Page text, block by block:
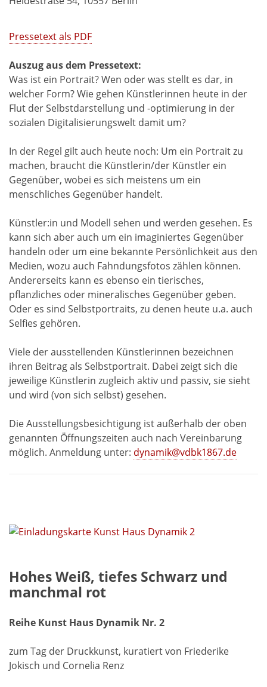
Pressetext als PDF
Auszug aus dem Pressetext:
Was ist ein Portrait? Wen oder was stellt es dar, in
welcher Form? Wie gehen Künstlerinnen heute in der
Flut der Selbstdarstellung und -optimierung in der
sozialen Digitalisierungswelt damit um?
In der Regel gilt auch heute noch: Um ein Portrait zu
machen, braucht die Künstlerin/der Künstler ein
Gegenüber, wobei es sich meistens um ein
menschliches Gegenüber handelt.
Künstler:in und Modell sehen und werden gesehen. Es
kann sich aber auch um ein imaginiertes Gegenüber
handeln oder um eine bekannte Persönlichkeit aus den
Medien, wozu auch Fahndungsfotos zählen können.
Andererseits kann es ebenso ein tierisches,
pflanzliches oder mineralisches Gegenüber geben.
Oder es sind Selbstportraits, zu denen heute u.a. auch
Selfies gehören.
Viele der ausstellenden Künstlerinnen bezeichnen
ihren Beitrag als Selbstportrait. Dabei zeigt sich die
jeweilige Künstlerin zugleich aktiv und passiv, sie sieht
und wird (von sich selbst) gesehen.
Die Ausstellungsbesichtigung ist außerhalb der oben
genannten Öffnungszeiten auch nach Vereinbarung
möglich. Anmeldung unter: dynamik@vdbk1867.de
Hohes Weiß, tiefes Schwarz und
manchmal rot
Reihe Kunst Haus Dynamik Nr. 2
zum Tag der Druckkunst, kuratiert von Friederike
Jokisch und Cornelia Renz